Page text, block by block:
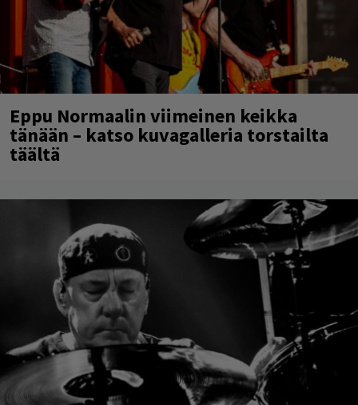
Eppu Normaalin viimeinen keikka
tänään – katso kuvagalleria torstailta
täältä